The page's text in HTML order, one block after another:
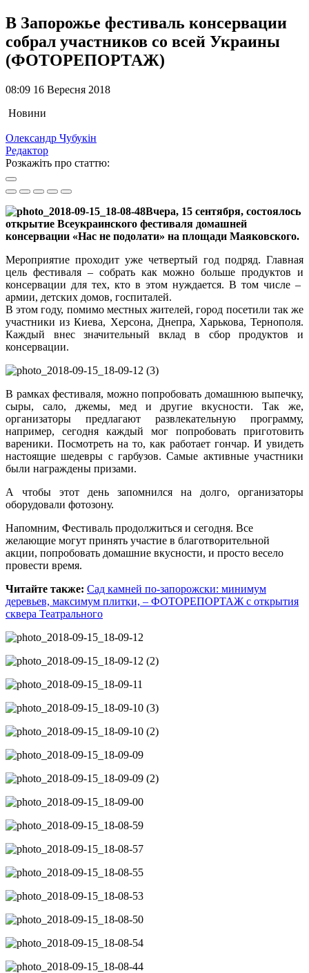
В Запорожье фестиваль консервации
собрал участников со всей Украины
(ФОТОРЕПОРТАЖ)
08:09 16 Вересня 2018
Новини
Олександр Чубукін
Редактор
Розкажіть про статтю:
Вчера, 15 сентября, состоялось
открытие Всеукраинского фестиваля домашней
консервации «Нас не подолати» на площади Маяковского.
Мероприятие проходит уже четвертый год подряд. Главная
цель фестиваля – собрать как можно больше продуктов и
консервации для тех, кто в этом нуждается. В том числе –
армии, детских домов, госпиталей.
В этом году, помимо местных жителей, город посетили так же
участники из Киева, Херсона, Днепра, Харькова, Тернополя.
Каждый внес значительный вклад в сбор продуктов и
консервации.
В рамках фестиваля, можно попробовать домашнюю выпечку,
сыры, сало, джемы, мед и другие вкусности. Так же,
организаторы предлагают развлекательную программу,
например, сегодня каждый мог попробовать приготовить
вареники. Посмотреть на то, как работает гончар. И увидеть
настоящие шедевры с гарбузов. Самые активные участники
были награждены призами.
А чтобы этот день запомнился на долго, организаторы
оборудовали фотозону.
Напомним, Фестиваль продолжиться и сегодня. Все
желающие могут принять участие в благотворительной
акции, попробовать домашние вкусности, и просто весело
провести время.
Читайте также: Сад камней по-запорожски: минимум
деревьев, максимум плитки, – ФОТОРЕПОРТАЖ с открытия
сквера Театрального